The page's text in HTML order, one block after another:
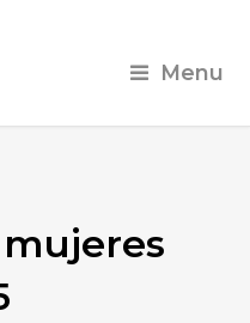
Menu